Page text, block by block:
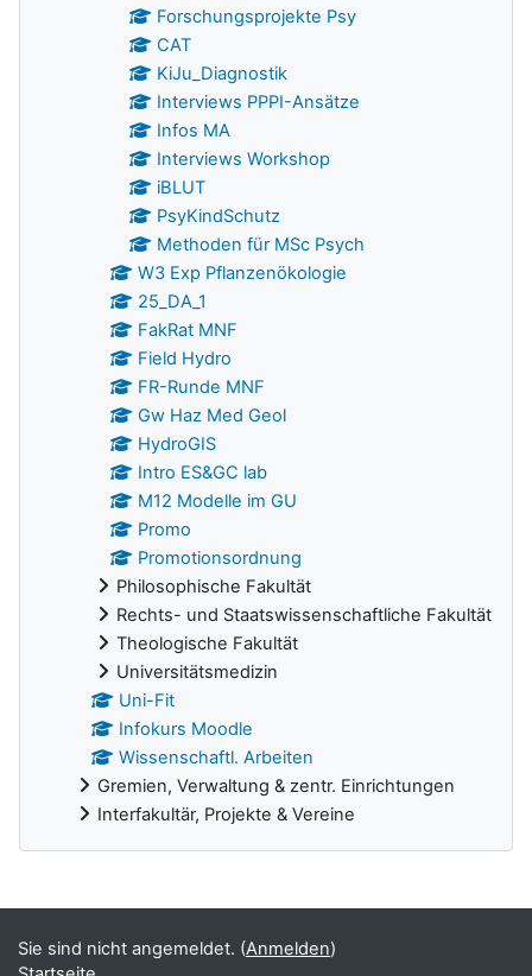
Forschungsprojekte Psy
CAT
KiJu_Diagnostik
Interviews PPPI-Ansätze
Infos MA
Interviews Workshop
iBLUT
PsyKindSchutz
Methoden für MSc Psych
W3 Exp Pflanzenökologie
25_DA_1
FakRat MNF
Field Hydro
FR-Runde MNF
Gw Haz Med Geol
HydroGIS
Intro ES&GC lab
M12 Modelle im GU
Promo
Promotionsordnung
Philosophische Fakultät
Rechts- und Staatswissenschaftliche Fakultät
Theologische Fakultät
Universitätsmedizin
Uni-Fit
Infokurs Moodle
Wissenschaftl. Arbeiten
Gremien, Verwaltung & zentr. Einrichtungen
Interfakultär, Projekte & Vereine
Ergänzungsblöcke
Sie sind nicht angemeldet. (Anmelden)